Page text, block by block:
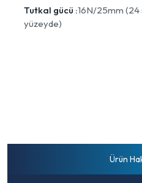
Tutkal gücü :16N/25mm (24
yüzeyde)
Ürün